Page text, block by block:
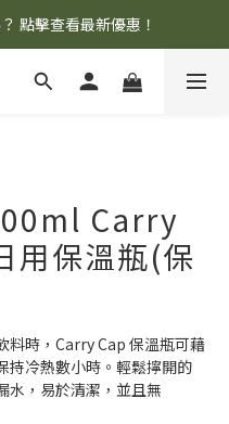
點擊查看最新優惠！
點擊查看最新優惠！
即享免運優惠
Carry
用保溫瓶(保
料時，Carry Cap 保溫瓶可藉
持冷熱數小時。輕鬆擰開的
水，易於清潔，並且無